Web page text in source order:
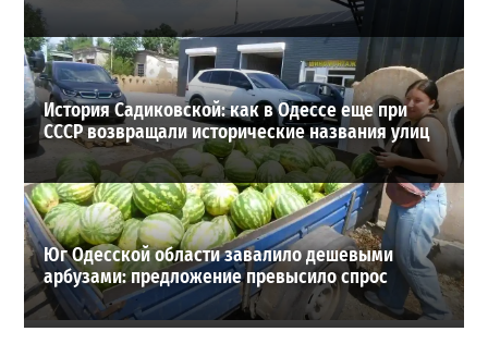
История Садиковской: как в Одессе еще при
СССР возвращали исторические названия улиц
Юг Одесской области завалило дешевыми
арбузами: предложение превысило спрос